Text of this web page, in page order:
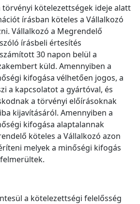
kötelezettségek ideje alatt
írásban köteles a Vállalkozó
Vállalkozó a Megrendelő
írásbeli értesítés
30 napon belül a
küld. Amennyiben a
kifogása vélhetően jogos, a
a kapcsolatot a gyártóval, és
a törvényi előírásoknak
kijavításáról. Amennyiben a
kifogása alaptalannak
köteles a Vállalkozó azon
melyek a minőségi kifogás
a kötelezettségi felelősség